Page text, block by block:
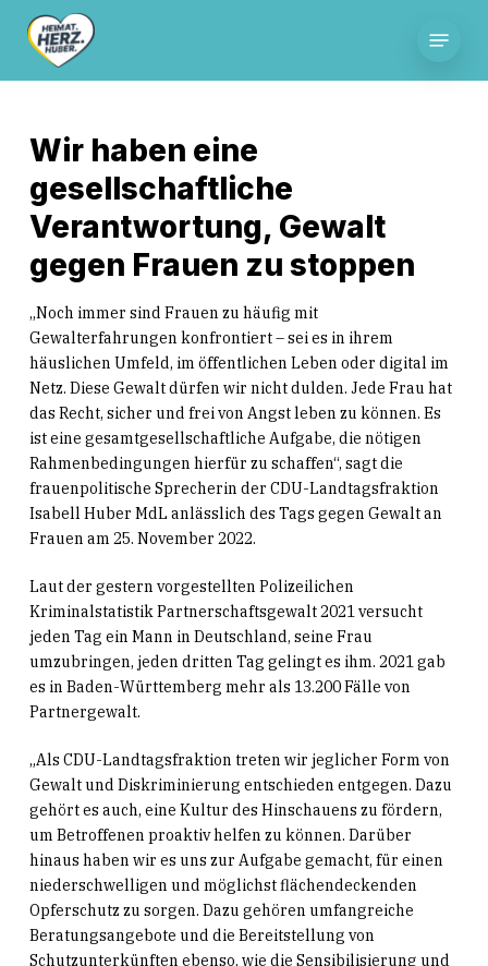
content
Wir haben eine
gesellschaftliche
Verantwortung, Gewalt
gegen Frauen zu stoppen
„Noch immer sind Frauen zu häufig mit
Gewalterfahrungen konfrontiert – sei es in ihrem
häuslichen Umfeld, im öffentlichen Leben oder digital im
Netz. Diese Gewalt dürfen wir nicht dulden. Jede Frau hat
das Recht, sicher und frei von Angst leben zu können. Es
ist eine gesamtgesellschaftliche Aufgabe, die nötigen
Rahmenbedingungen hierfür zu schaffen“, sagt die
frauenpolitische Sprecherin der CDU-Landtagsfraktion
Isabell Huber MdL anlässlich des Tags gegen Gewalt an
Frauen am 25. November 2022.
Laut der gestern vorgestellten Polizeilichen
Kriminalstatistik Partnerschaftsgewalt 2021 versucht
jeden Tag ein Mann in Deutschland, seine Frau
umzubringen, jeden dritten Tag gelingt es ihm. 2021 gab
es in Baden-Württemberg mehr als 13.200 Fälle von
Partnergewalt.
„Als CDU-Landtagsfraktion treten wir jeglicher Form von
Gewalt und Diskriminierung entschieden entgegen. Dazu
gehört es auch, eine Kultur des Hinschauens zu fördern,
um Betroffenen proaktiv helfen zu können. Darüber
hinaus haben wir es uns zur Aufgabe gemacht, für einen
niederschwelligen und möglichst flächendeckenden
Opferschutz zu sorgen. Dazu gehören umfangreiche
Beratungsangebote und die Bereitstellung von
Schutzunterkünften ebenso, wie die Sensibilisierung und